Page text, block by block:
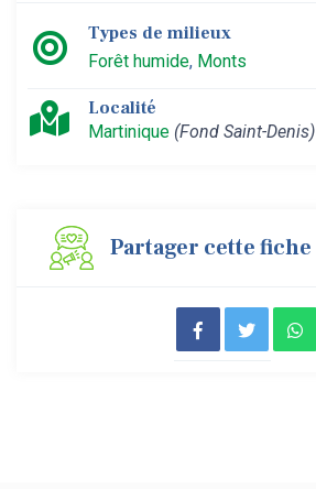
Types de milieux
Forêt humide, Monts
Localité
Martinique (Fond Saint-Denis)
Partager cette fiche